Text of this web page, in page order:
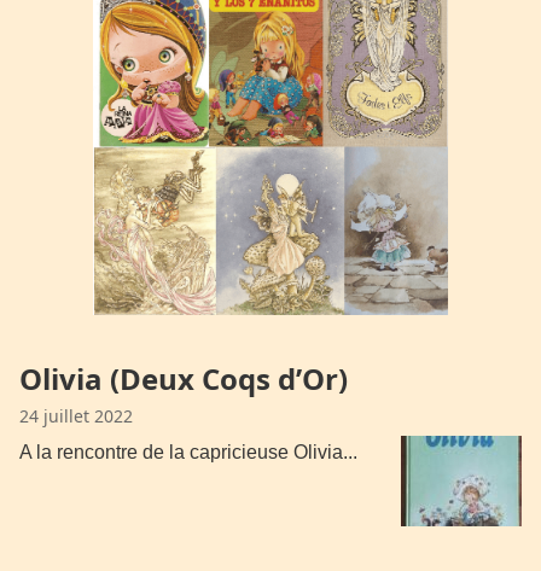
Olivia (Deux Coqs d’Or)
24 juillet 2022
A la rencontre de la capricieuse Olivia...